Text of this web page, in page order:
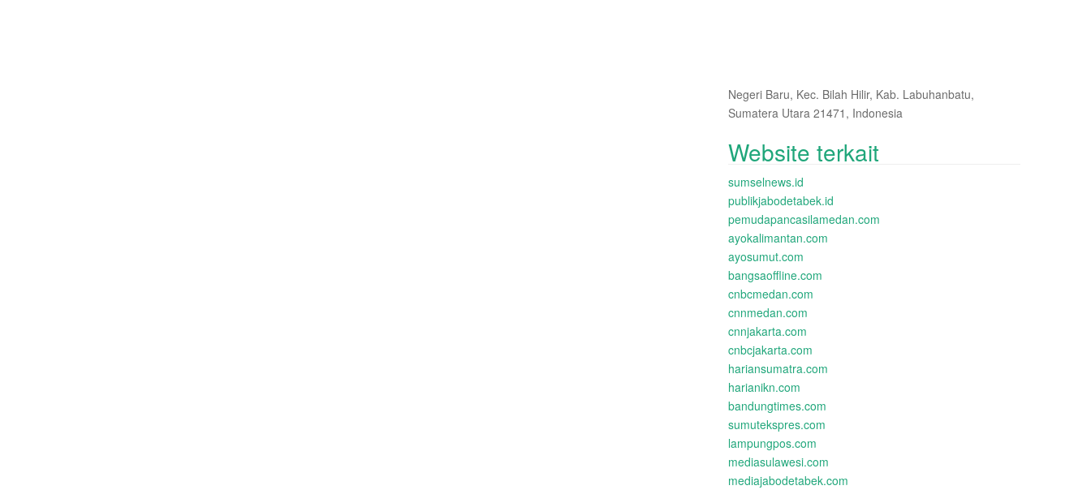
Negeri Baru, Kec. Bilah Hilir, Kab. Labuhanbatu,
Sumatera Utara 21471, Indonesia
Website terkait
sumselnews.id
publikjabodetabek.id
pemudapancasilamedan.com
ayokalimantan.com
ayosumut.com
bangsaoffline.com
cnbcmedan.com
cnnmedan.com
cnnjakarta.com
cnbcjakarta.com
hariansumatra.com
harianikn.com
bandungtimes.com
sumutekspres.com
lampungpos.com
mediasulawesi.com
mediajabodetabek.com